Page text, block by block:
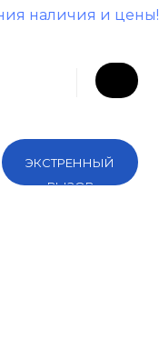
и цены!
ЭКСТРЕННЫЙ
ВЫЗОВ